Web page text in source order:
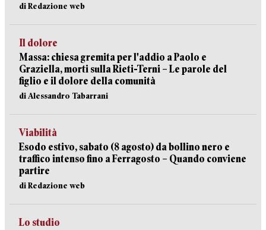
di Redazione web
Il dolore
Massa: chiesa gremita per l'addio a Paolo e
Graziella, morti sulla Rieti-Terni – Le parole del
figlio e il dolore della comunità
di Alessandro Tabarrani
Viabilità
Esodo estivo, sabato (8 agosto) da bollino nero e
traffico intenso fino a Ferragosto – Quando conviene
partire
di Redazione web
Lo studio